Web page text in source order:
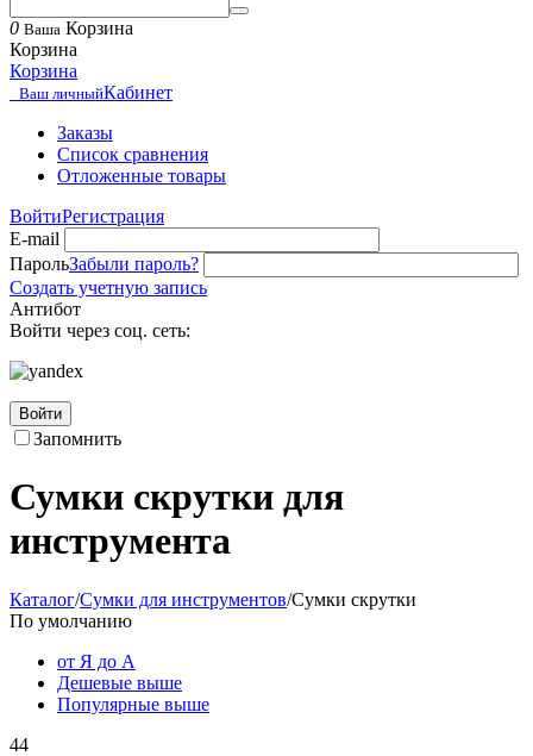
0 Ваша Корзина
Корзина
Корзина
Ваш личныйКабинет
Заказы
Список сравнения
Отложенные товары
ВойтиРегистрация
E-mail
ПарольЗабыли пароль?
Создать учетную запись
Антибот
Войти через соц. сеть:
Войти
Запомнить
Сумки скрутки для
инструмента
Каталог/Сумки для инструментов/Сумки скрутки
По умолчанию
от Я до А
Дешевые выше
Популярные выше
44